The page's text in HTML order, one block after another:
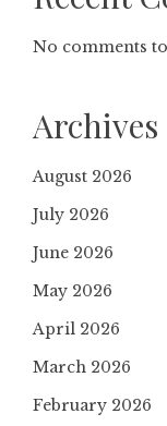
No comments
Archives
August 2026
July 2026
June 2026
May 2026
April 2026
March 2026
February 2026